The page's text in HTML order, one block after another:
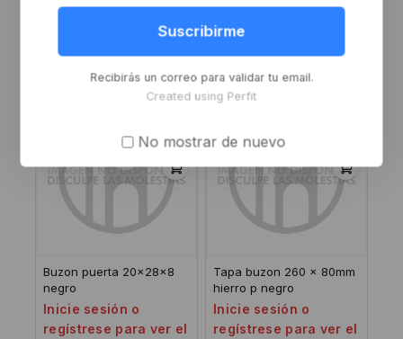
171MM +KIT M negro
acero inoxidable
Inicie sesión o
Buzon puerta 20x28x8
negro
Inicie sesión o
regístrese para ver el
Tapa buzon 260 x 80mm
hierro p negro
Inicie sesión o
regístrese para ver el
Suscribirme
Recibirás un correo para validar tu email.
Created using Perfit
No mostrar de nuevo